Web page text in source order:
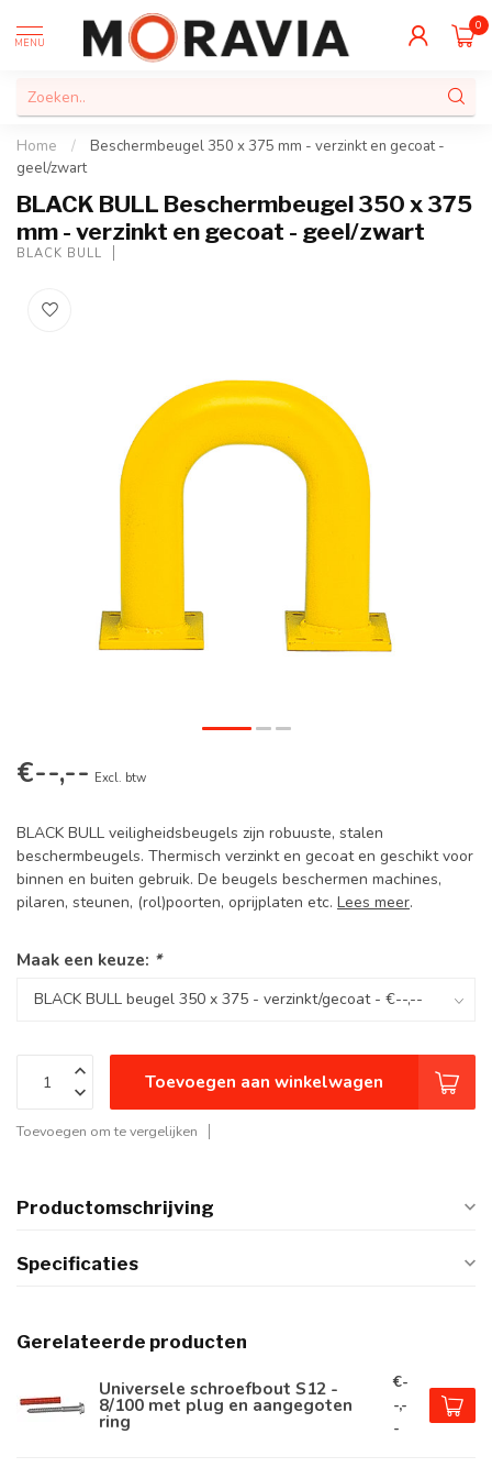
MENU
0
Home /
Beschermbeugel 350 x 375 mm - verzinkt en gecoat -
geel/zwart
BLACK BULL Beschermbeugel 350 x 375
mm - verzinkt en gecoat - geel/zwart
BLACK BULL
€--,-- Excl. btw
BLACK BULL veiligheidsbeugels zijn robuuste, stalen
beschermbeugels. Thermisch verzinkt en gecoat en geschikt voor
binnen en buiten gebruik. De beugels beschermen machines,
pilaren, steunen, (rol)poorten, oprijplaten etc. Lees meer.
Maak een keuze: *
Toevoegen aan winkelwagen
Toevoegen om te vergelijken
Productomschrijving
Specificaties
Gerelateerde producten
Universele schroefbout S12 -
8/100 met plug en aangegoten
ring
€-
-,-
-